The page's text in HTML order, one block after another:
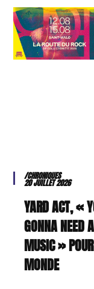
/CHRONIQUES
20 JUILLET 2026
YARD ACT, «
GONNA NEED
MUSIC »
MONDE